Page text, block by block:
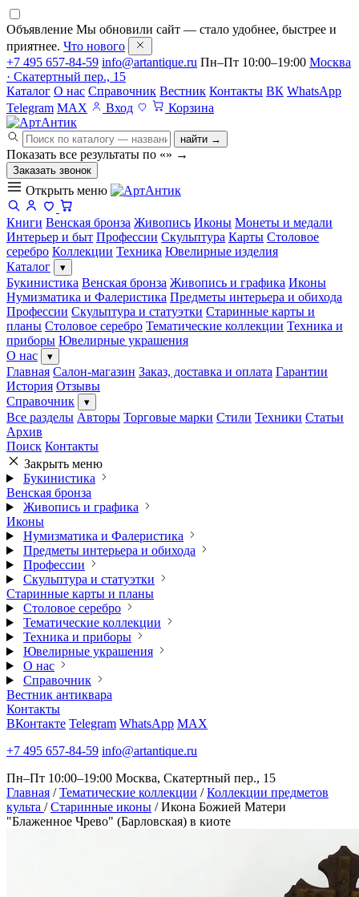
Объявление Мы обновили сайт — стало удобнее, быстрее и
приятнее. Что нового
+7 495 657-84-59 info@artantique.ru Пн–Пт 10:00–19:00 Москва
· Скатертный пер., 15
Каталог О нас Справочник Вестник Контакты ВК WhatsApp
Telegram MAX Вход Корзина
найти →
Показать все результаты по «» →
Заказать звонок
Открыть меню
Книги Венская бронза Живопись Иконы Монеты и медали
Интерьер и быт Профессии Скульптура Карты Столовое
серебро Коллекции Техника Ювелирные изделия
Каталог
▾
Букинистика Венская бронза Живопись и графика Иконы
Нумизматика и Фалеристика Предметы интерьера и обихода
Профессии Скульптура и статуэтки Старинные карты и
планы Столовое серебро Тематические коллекции Техника и
приборы Ювелирные украшения
О нас
▾
Главная Салон-магазин Заказ, доставка и оплата Гарантии
История Отзывы
Справочник
▾
Все разделы Авторы Торговые марки Стили Техники Статьи
Архив
Поиск Контакты
Закрыть меню
Букинистика
Венская бронза
Живопись и графика
Иконы
Нумизматика и Фалеристика
Предметы интерьера и обихода
Профессии
Скульптура и статуэтки
Старинные карты и планы
Столовое серебро
Тематические коллекции
Техника и приборы
Ювелирные украшения
О нас
Справочник
Вестник антиквара
Контакты
ВКонтакте Telegram WhatsApp MAX
+7 495 657-84-59 info@artantique.ru
Пн–Пт 10:00–19:00 Москва, Скатертный пер., 15
Главная / Тематические коллекции / Коллекции предметов
культа / Старинные иконы / Икона Божией Матери
"Блаженное Чрево" (Барловская) в киоте